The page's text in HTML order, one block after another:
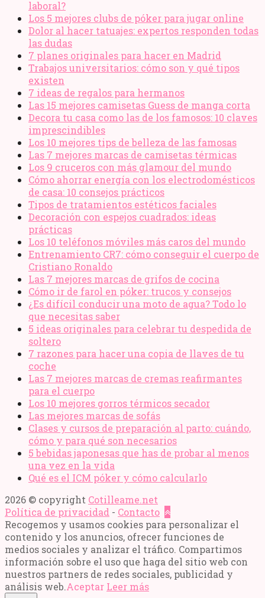
laboral?
Los 5 mejores clubs de póker para jugar online
Dolor al hacer tatuajes: expertos responden todas
las dudas
7 planes originales para hacer en Madrid
Trabajos universitarios: cómo son y qué tipos
existen
7 ideas de regalos para hermanos
Las 15 mejores camisetas Guess de manga corta
Decora tu casa como las de los famosos: 10 claves
imprescindibles
Los 10 mejores tips de belleza de las famosas
Las 7 mejores marcas de camisetas térmicas
Los 9 cruceros con más glamour del mundo
Cómo ahorrar energía con los electrodomésticos
de casa: 10 consejos prácticos
Tipos de tratamientos estéticos faciales
Decoración con espejos cuadrados: ideas
prácticas
Los 10 teléfonos móviles más caros del mundo
Entrenamiento CR7: cómo conseguir el cuerpo de
Cristiano Ronaldo
Las 7 mejores marcas de grifos de cocina
Cómo ir de farol en póker: trucos y consejos
¿Es difícil conducir una moto de agua? Todo lo
que necesitas saber
5 ideas originales para celebrar tu despedida de
soltero
7 razones para hacer una copia de llaves de tu
coche
Las 7 mejores marcas de cremas reafirmantes
para el cuerpo
Los 10 mejores gorros térmicos secador
Las mejores marcas de sofás
Clases y cursos de preparación al parto: cuándo,
cómo y para qué son necesarios
5 bebidas japonesas que has de probar al menos
una vez en la vida
Qué es el ICM póker y cómo calcularlo
2026 © copyright Cotilleame.net
Política de privacidad - Contacto
Recogemos y usamos cookies para personalizar el
contenido y los anuncios, ofrecer funciones de
medios sociales y analizar el tráfico. Compartimos
información sobre el uso que haga del sitio web con
nuestros partners de redes sociales, publicidad y
análisis web.Aceptar Leer más